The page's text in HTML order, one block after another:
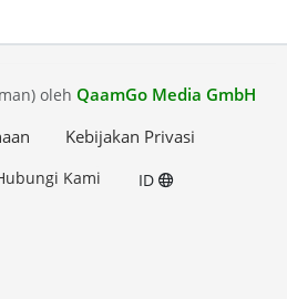
oleh QaamGo Media GmbH
Kebijakan Privasi
Kami ID